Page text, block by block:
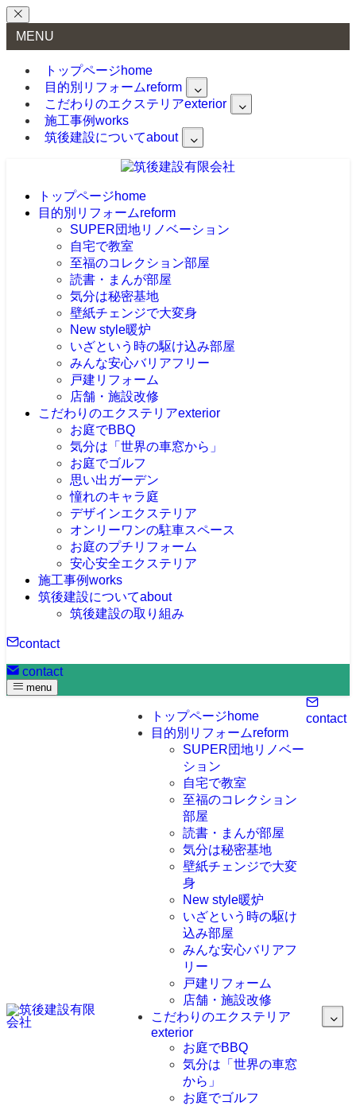
MENU
トップページhome
目的別リフォームreform
こだわりのエクステリアexterior
施工事例works
筑後建設についてabout
トップページhome
目的別リフォームreform
SUPER団地リノベーション
自宅で教室
至福のコレクション部屋
読書・まんが部屋
気分は秘密基地
壁紙チェンジで大変身
New style暖炉
いざという時の駆け込み部屋
みんな安心バリアフリー
戸建リフォーム
店舗・施設改修
こだわりのエクステリアexterior
お庭でBBQ
気分は「世界の車窓から」
お庭でゴルフ
思い出ガーデン
憧れのキャラ庭
デザインエクステリア
オンリーワンの駐車スペース
お庭のプチリフォーム
安心安全エクステリア
施工事例works
筑後建設についてabout
筑後建設の取り組み
contact
contact
menu
トップページhome
目的別リフォームreform
SUPER団地リノベー
ション
自宅で教室
至福のコレクション
部屋
読書・まんが部屋
気分は秘密基地
壁紙チェンジで大変
身
New style暖炉
いざという時の駆け
込み部屋
みんな安心バリアフ
リー
戸建リフォーム
店舗・施設改修
こだわりのエクステリア
exterior
お庭でBBQ
気分は「世界の車窓
から」
お庭でゴルフ
contact